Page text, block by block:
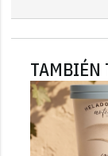
TAMBIÉN